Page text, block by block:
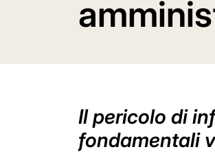
Il pericolo di
fondamentali